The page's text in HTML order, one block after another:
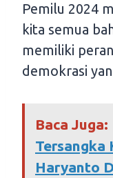
Pemilu 2024
kita semua
memiliki
demokrasi
Baca Juga:
Tersangka
Haryanto